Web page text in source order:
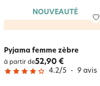
NOUVEAUTÉ
Pyjama femme zèbre
à partir de52,90 €
4.2/5 - 9 avis